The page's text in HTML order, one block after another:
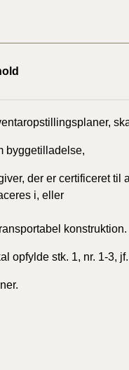
BR18
2020)
BR18
byggetilladelse,
der er certificeret til
i, eller
konstruktion.
opfylde stk. 1, nr. 1-3,